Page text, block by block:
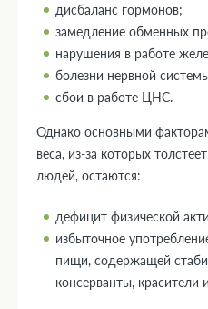
дисбаланс гормонов;
замедление обменных
нарушения в работе
болезни нервной
сбои в работе ЦНС.
Однако основными
веса, из-за которых
людей, остаются:
дефицит физической
избыточное
пищи, содержащей
консерванты, красители